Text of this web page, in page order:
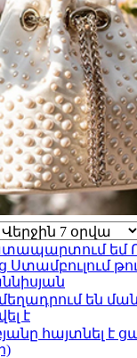
եմ
Ստամբուլում
են
է
հայտնել է